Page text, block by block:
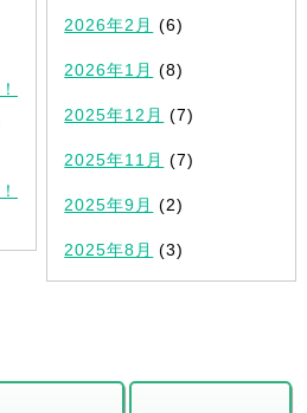
2026年2月 (6)
2026年1月 (8)
2025年12月 (7)
2025年11月 (7)
2025年9月 (2)
2025年8月 (3)